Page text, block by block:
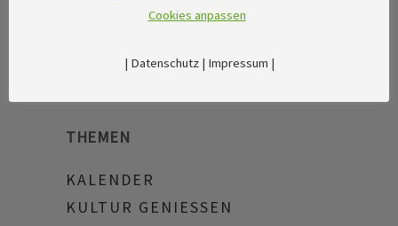
THEMEN
KALENDER
KULTUR GENIESSEN
Cookies anpassen
| Datenschutz| Impressum |